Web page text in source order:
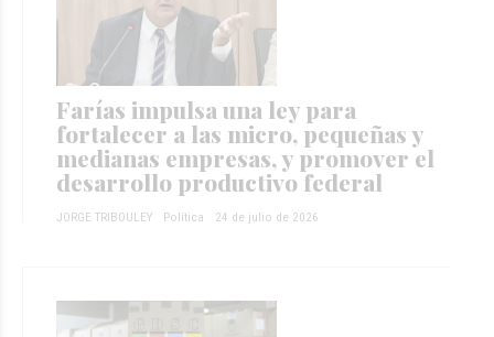
Farías impulsa una ley para
fortalecer a las micro, pequeñas y
medianas empresas, y promover el
desarrollo productivo federal
JORGE TRIBOULEY Política 24 de julio de 2026